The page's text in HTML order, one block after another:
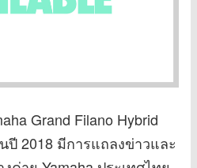
Grand Filano Hybrid
2018 มีการแถลงข่าวและ